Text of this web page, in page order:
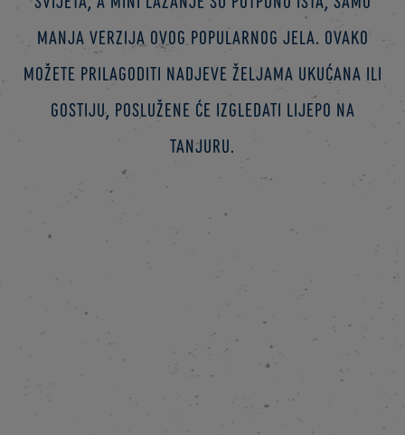
manja verzija ovog popularnog jela. Ovako
možete prilagoditi nadjeve željama ukućana ili
gostiju, poslužene će izgledati lijepo na
tanjuru.